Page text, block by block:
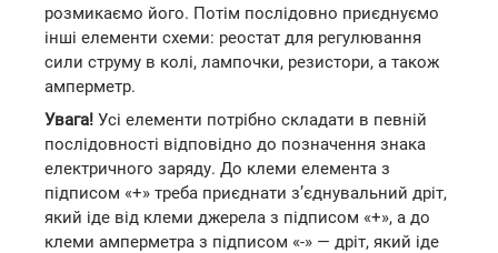
розмикаємо його. Потім послідовно приєднуємо
інші елементи схеми: реостат для регулювання
сили струму в колі, лампочки, резистори, а також
амперметр.
Увага! Усі елементи потрібно складати в певній
послідовності відповідно до позначення знака
електричного заряду. До клеми елемента з
підписом «+» треба приєднати з’єднувальний дріт,
який іде від клеми джерела з підписом «+», а до
клеми амперметра з підписом «-» — дріт, який іде